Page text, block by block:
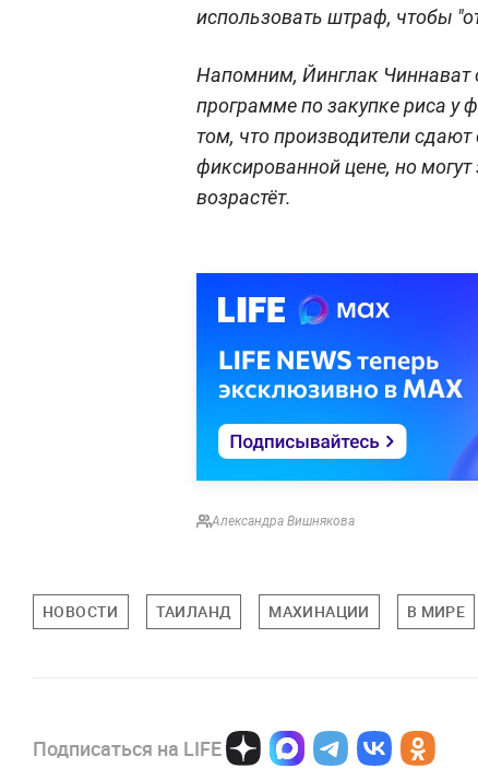
использовать штраф, чтобы
Напомним, Йинглак Чиннават
программе по закупке риса у
том, что производители
фиксированной цене, но
возрастёт.
Александра Вишнякова
НОВОСТИ ТАИЛАНД МАХИНАЦИИ В МИРЕ
Подписаться на LIFE